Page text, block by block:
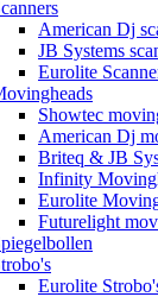
American Dj
JB Systems
Eurolite
Showtec
American Dj
Briteq & JB
Infinity
Eurolite
Futurelight
Eurolite